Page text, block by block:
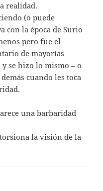
realidad.
(o puede
con la época de Surio
pero fue el
de mayorías
se hizo lo mismo – o
cuando les toca
una barbaridad
la visión de la